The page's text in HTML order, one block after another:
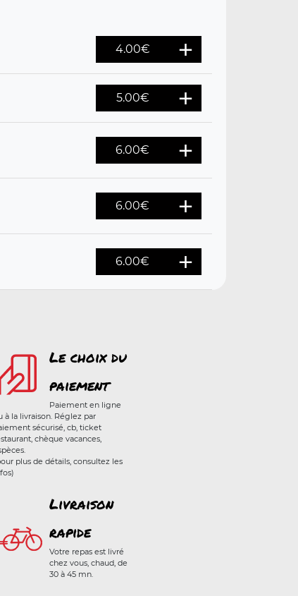
4.00€
5.00€
6.00€
6.00€
6.00€
Le choix du
paiement
Paiement en ligne
à la livraison. Réglez par
sécurisé, cb, ticket
chèque vacances,
plus de détails, consultez les
Livraison
rapide
Votre repas est livré
chez vous, chaud, de
30 à 45 mn.